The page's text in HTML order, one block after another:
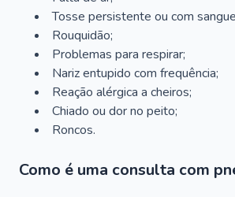
Tosse persistente ou com
Rouquidão;
Problemas para respirar;
Nariz entupido com frequência;
Reação alérgica a cheiros;
Chiado ou dor no peito;
Roncos.
Como é uma consulta com